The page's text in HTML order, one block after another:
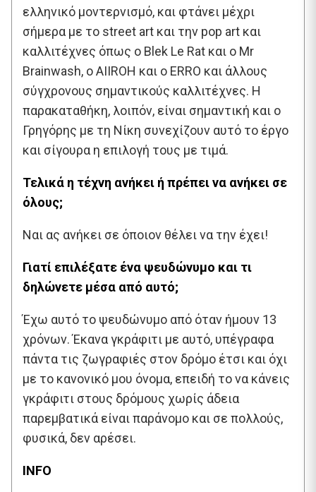
ελληνικό μοντερνισμό, και φτάνει μέχρι
σήμερα με το street art και την pop art και
καλλιτέχνες όπως ο Βlek Le Rat και ο Μr
Βrainwash, o AIIROH και o ERRO και άλλους
σύγχρονους σημαντικούς καλλιτέχνες. Η
παρακαταθήκη, λοιπόν, είναι σημαντική και ο
Γρηγόρης με τη Νίκη συνεχίζουν αυτό το έργο
και σίγουρα η επιλογή τους με τιμά.
Τελικά η τέχνη ανήκει ή πρέπει να ανήκει σε
όλους;
Ναι ας ανήκει σε όποιον θέλει να την έχει!
Γιατί επιλέξατε ένα ψευδώνυμο και τι
δηλώνετε μέσα από αυτό;
Έχω αυτό το ψευδώνυμο από όταν ήμουν 13
χρόνων. Έκανα γκράφιτι με αυτό, υπέγραφα
πάντα τις ζωγραφιές στον δρόμο έτσι και όχι
με το κανονικό μου όνομα, επειδή το να κάνεις
γκράφιτι στους δρόμους χωρίς άδεια
παρεμβατικά είναι παράνομο και σε πολλούς,
φυσικά, δεν αρέσει.
INFO